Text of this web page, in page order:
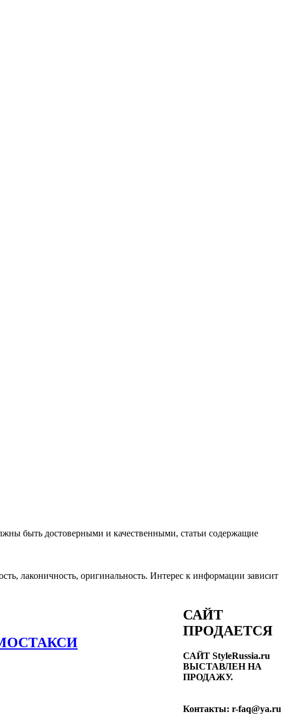
быть достоверными и качественными, статьи содержащие
лаконичность, оригинальность. Интерес к информации зависит
МОСТАКСИ
САЙТ
ПРОДАЕТСЯ
САЙТ StyleRussia.ru
ВЫСТАВЛЕН НА
ПРОДАЖУ.
Контакты: r-faq@ya.ru